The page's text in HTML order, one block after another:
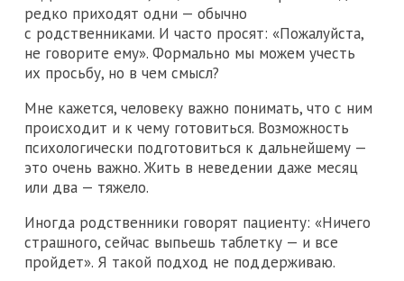
редко приходят одни — обычно
с родственниками. И часто просят: «Пожалуйста,
не говорите ему». Формально мы можем учесть
их просьбу, но в чем смысл?
Мне кажется, человеку важно понимать, что с ним
происходит и к чему готовиться. Возможность
психологически подготовиться к дальнейшему —
это очень важно. Жить в неведении даже месяц
или два — тяжело.
Иногда родственники говорят пациенту: «Ничего
страшного, сейчас выпьешь таблетку — и все
пройдет». Я такой подход не поддерживаю.